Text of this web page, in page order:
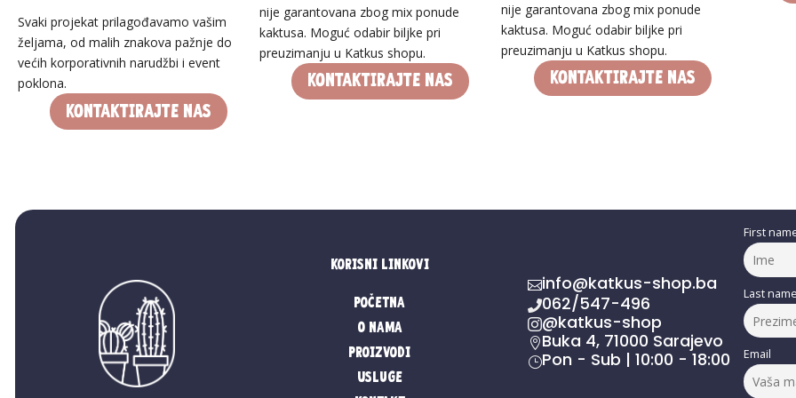
Svaki projekat prilagođavamo vašim
željama, od malih znakova pažnje do
većih korporativnih narudžbi i event
poklona.
Kontaktirajte nas
nije garantovana zbog mix ponude
kaktusa. Moguć odabir biljke pri
preuzimanju u Katkus shopu.
Kontaktirajte nas
nije garantovana zbog mix ponude
kaktusa. Moguć odabir biljke pri
preuzimanju u Katkus shopu.
Kontaktirajte nas
Korisni linkovi
Početna
O nama
Proizvodi
Usluge
info@katkus-shop.ba
062/547-496
@katkus-shop
Buka 4, 71000 Sarajevo
}Pon - Sub | 10:00 - 18:00
First
Last
Email